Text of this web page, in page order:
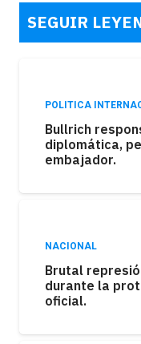
SEGUIR
POLITICA
Bullrich
diplomática,
embajador.
NACIONAL
Brutal
durante la
oficial.